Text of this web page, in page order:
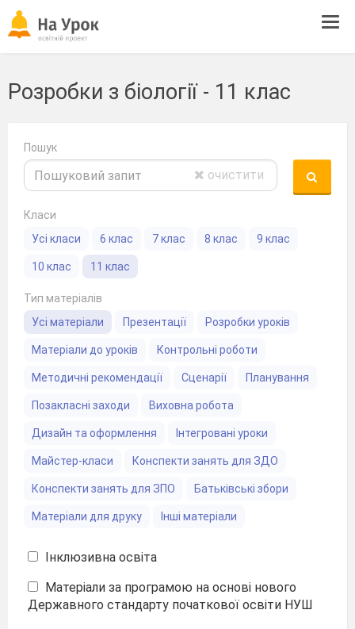
Розробки з біології - 11 клас
Пошук
очистити
Класи
Усі класи
6 клас 7 клас 8 клас 9 клас
10 клас 11 клас
Тип матеріалів
Усі матеріали
Презентації Розробки уроків
Матеріали до уроків Контрольні роботи
Методичні рекомендації Сценарії Планування
Позакласні заходи Виховна робота
Дизайн та оформлення Інтегровані уроки
Майстер-класи Конспекти занять для ЗДО
Конспекти занять для ЗПО Батьківські збори
Матеріали для друку Інші матеріали
Інклюзивна освіта
Матеріали за програмою на основі нового
Державного стандарту початкової освіти НУШ